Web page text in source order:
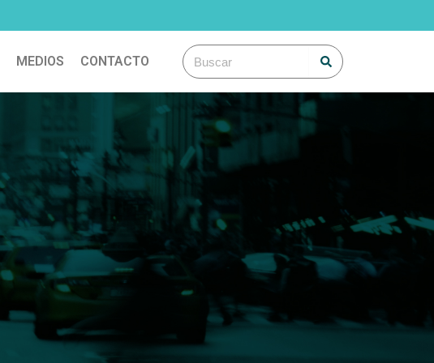
MEDIOS CONTACTO
Search Search